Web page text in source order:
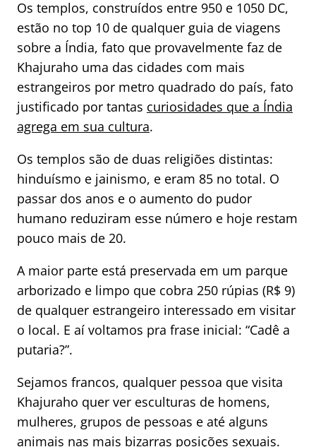
Os templos, construídos entre 950 e 1050 DC,
estão no top 10 de qualquer guia de viagens
sobre a Índia, fato que provavelmente faz de
Khajuraho uma das cidades com mais
estrangeiros por metro quadrado do país, fato
justificado por tantas curiosidades que a Índia
agrega em sua cultura.
Os templos são de duas religiões distintas:
hinduísmo e jainismo, e eram 85 no total. O
passar dos anos e o aumento do pudor
humano reduziram esse número e hoje restam
pouco mais de 20.
A maior parte está preservada em um parque
arborizado e limpo que cobra 250 rúpias (R$ 9)
de qualquer estrangeiro interessado em visitar
o local. E aí voltamos pra frase inicial: “Cadê a
putaria?”.
Sejamos francos, qualquer pessoa que visita
Khajuraho quer ver esculturas de homens,
mulheres, grupos de pessoas e até alguns
animais nas mais bizarras posições sexuais.